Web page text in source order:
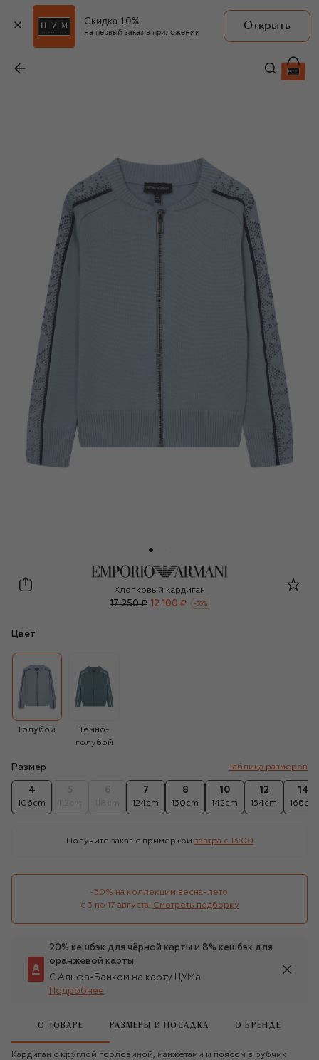
Скидка 10%
на первый заказ в приложении
Открыть
12 100 ₽
Emporio Armani
Хлопковый кардиган
17 250 ₽ 12 100 ₽ -30%
Цвет
Голубой
Темно-
голубой
Размер Таблица размеров
4
106cm
7
124cm
8
130cm
10
142cm
12
154cm
14
166cm
Получите заказ с примеркой завтра c 13:00
-30% на коллекции весна-лето
с 3 по 17 августа! Смотреть подборку
20% кешбэк для чёрной карты и 8% кешбэк для
оранжевой карты
С Альфа-Банком на карту ЦУМа
Подробнее
О ТОВАРЕ РАЗМЕРЫ И ПОСАДКА О БРЕНДЕ
Кардиган с круглой горловиной, манжетами и поясом в рубчик